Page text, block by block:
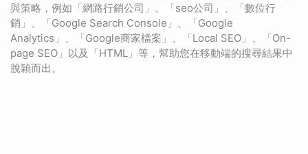
與策略，例如「網路行銷公司」、「seo公司」、「數位行
銷」、「Google Search Console」、「Google
Analytics」、「Google商家檔案」、「Local SEO」、「On-
page SEO」以及「HTML」等，幫助您在移動端的搜尋結果中
脫穎而出。